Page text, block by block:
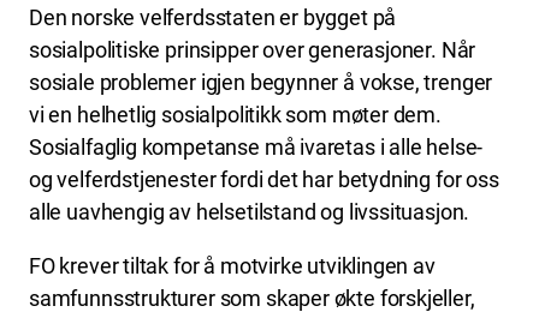
Den norske velferdsstaten er bygget på
sosialpolitiske prinsipper over generasjoner. Når
sosiale problemer igjen begynner å vokse, trenger
vi en helhetlig sosialpolitikk som møter dem.
Sosialfaglig kompetanse må ivaretas i alle helse-
og velferdstjenester fordi det har betydning for oss
alle uavhengig av helsetilstand og livssituasjon.
FO krever tiltak for å motvirke utviklingen av
samfunnsstrukturer som skaper økte forskjeller,